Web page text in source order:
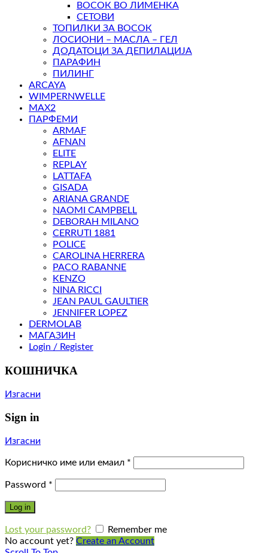
ВОСОК ВО ЛИМЕНКА
СЕТОВИ
ТОПИЛКИ ЗА ВОСОК
ЛОСИОНИ – МАСЛА – ГЕЛ
ДОДАТОЦИ ЗА ДЕПИЛАЦИЈА
ПАРАФИН
ПИЛИНГ
ARCAYA
WIMPERNWELLE
MAX2
ПАРФЕМИ
ARMAF
AFNAN
ELITE
REPLAY
LATTAFA
GISADA
ARIANA GRANDE
NAOMI CAMPBELL
DEBORAH MILANO
CERRUTI 1881
POLICE
CAROLINA HERRERA
PACO RABANNE
KENZO
NINA RICCI
JEAN PAUL GAULTIER
JENNIFER LOPEZ
DERMOLAB
МАГАЗИН
Login / Register
КОШНИЧКА
Изгасни
Sign in
Изгасни
Корисничко име или емаил *
Password *
Log in
Lost your password?
Remember me
No account yet? Create an Account